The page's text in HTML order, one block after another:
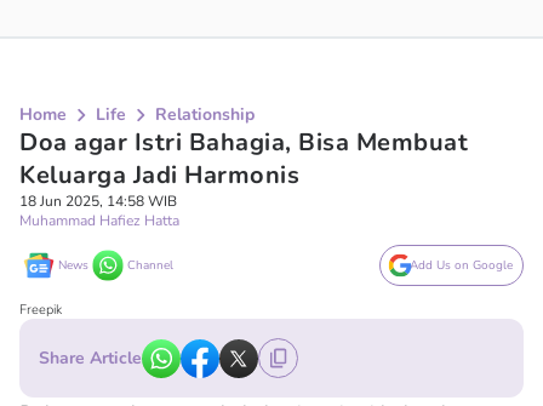
Home Life Relationship
Doa agar Istri Bahagia, Bisa Membuat
Keluarga Jadi Harmonis
18 Jun 2025, 14:58 WIB
Muhammad Hafiez Hatta
News Channel Add Us on Google
Freepik
Share Article